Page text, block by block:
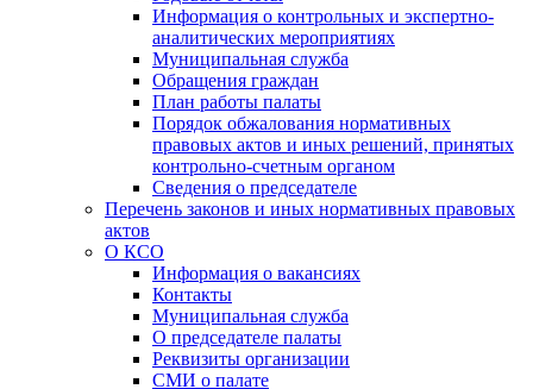
Информация о контрольных и экспертно-
аналитических мероприятиях
Муниципальная служба
Обращения граждан
План работы палаты
Порядок обжалования нормативных
правовых актов и иных решений, принятых
контрольно-счетным органом
Сведения о председателе
Перечень законов и иных нормативных правовых
актов
О КСО
Информация о вакансиях
Контакты
Муниципальная служба
О председателе палаты
Реквизиты организации
СМИ о палате